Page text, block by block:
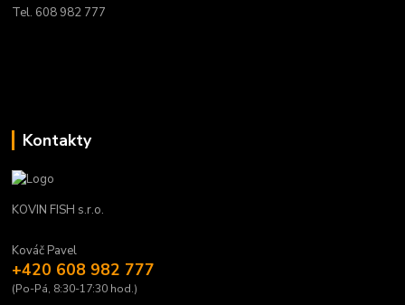
Tel. 608 982 777
Kontakty
KOVIN FISH s.r.o.
Kováč Pavel
+420 608 982 777
(Po-Pá, 8:30-17:30 hod.)